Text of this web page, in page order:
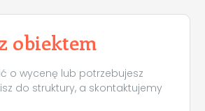
obiektem
o wycenę lub potrzebujesz
do struktury, a skontaktujemy